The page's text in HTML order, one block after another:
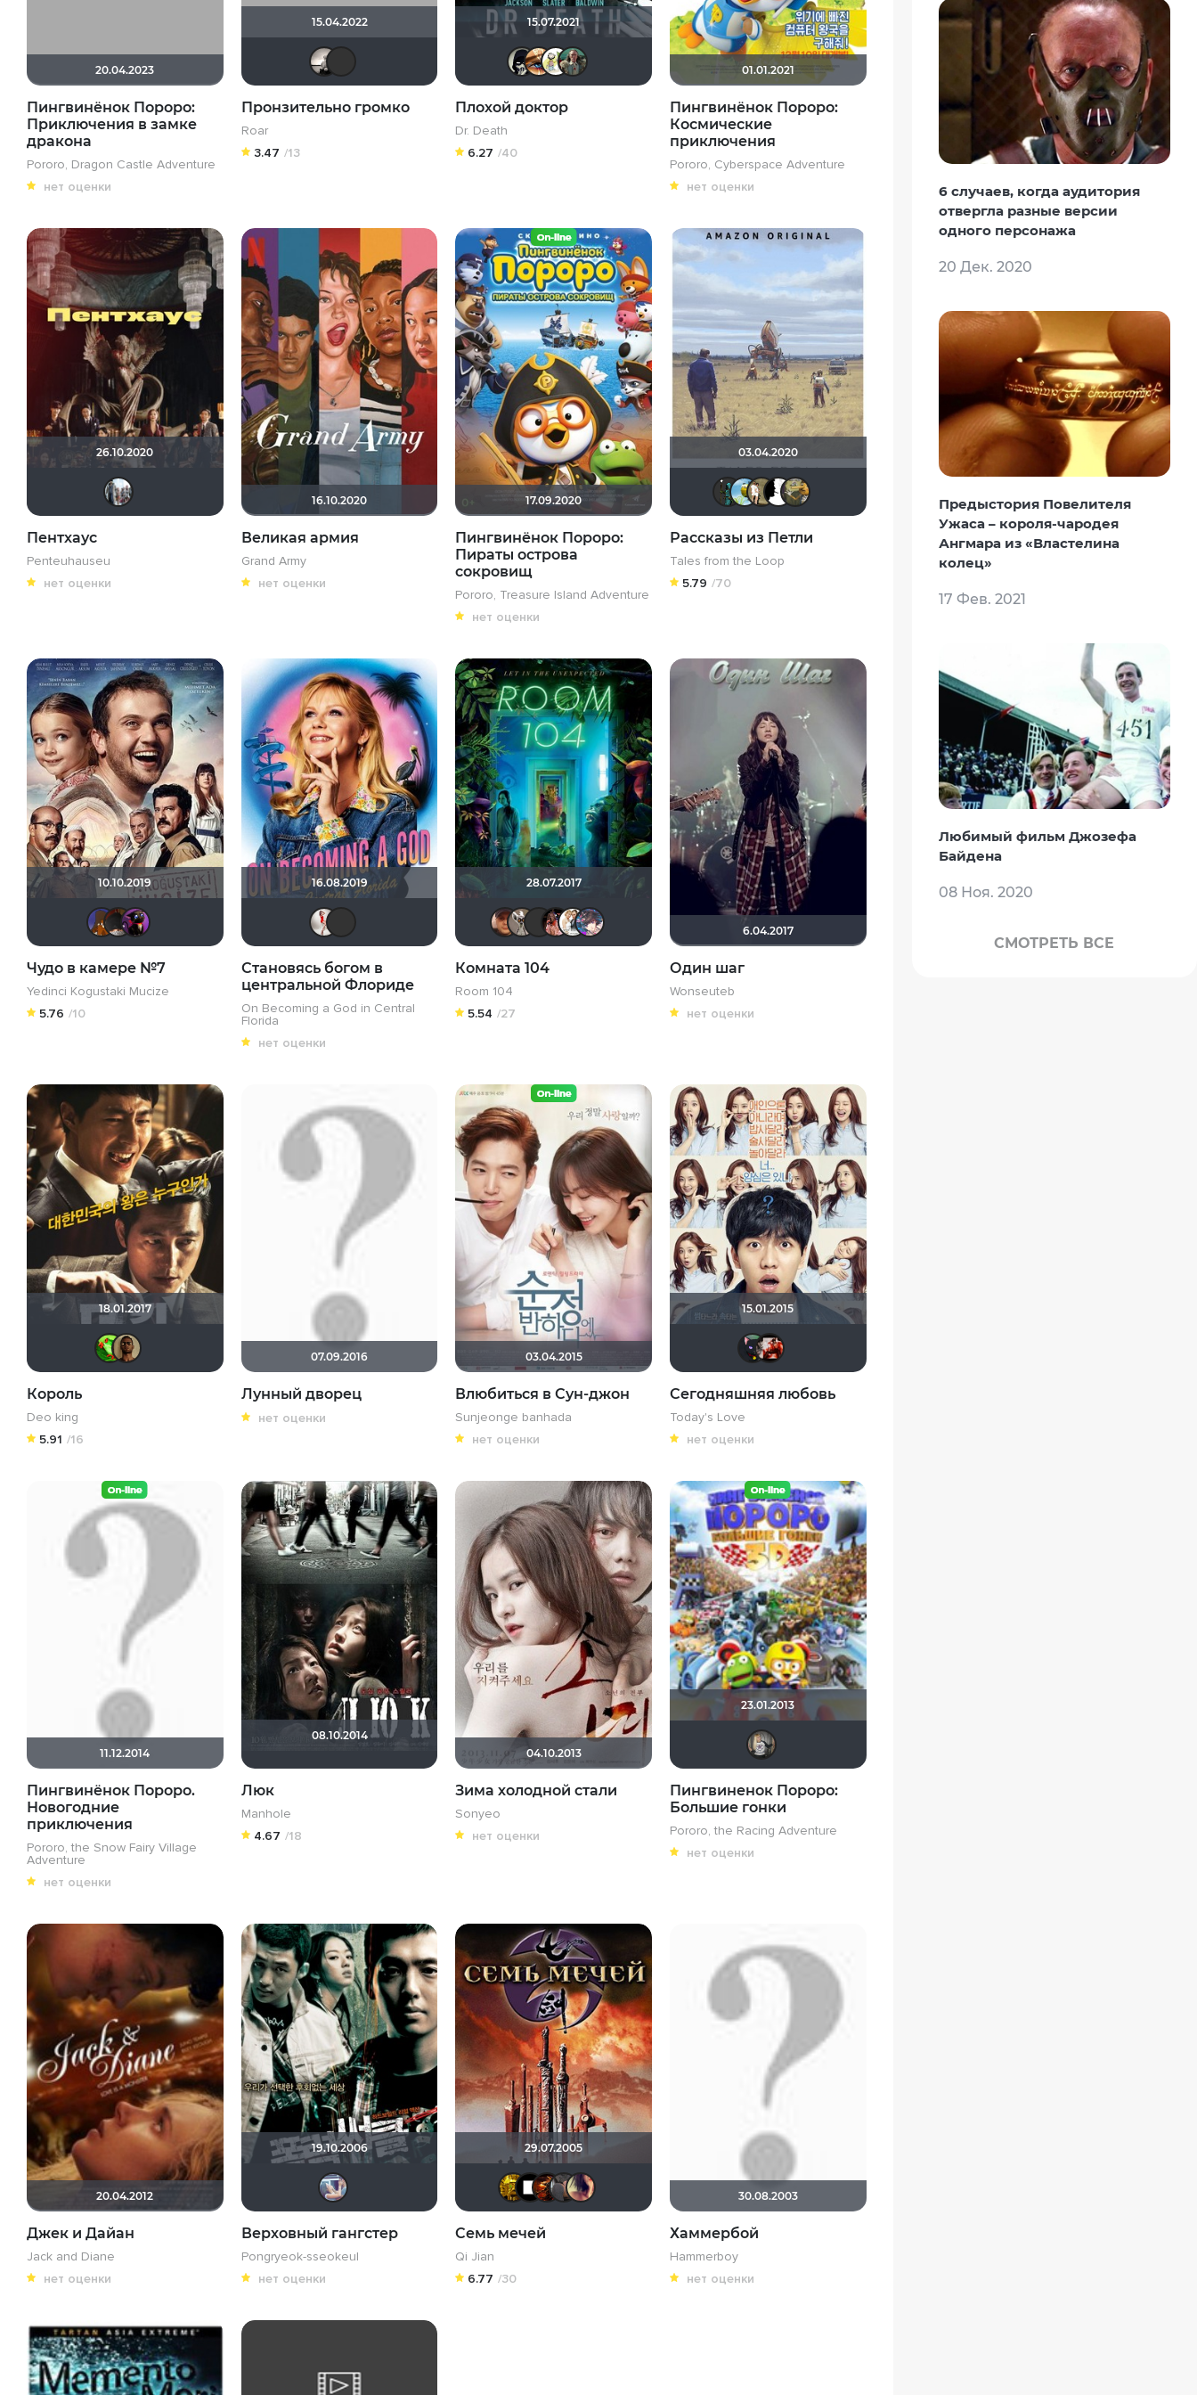
20.04.2023
Пингвинёнок Пороро:
Приключения в замке
дракона
Pororo, Dragon Castle Adventure
нет оценки
15.04.2022
Пронзительно громко
Roar
3.47 /13
15.07.2021
OFFERRON
Наташа Фил
Slartibartfast
Плохой доктор
Dr. Death
6.27 /40
01.01.2021
Пингвинёнок Пороро:
Космические
приключения
Pororo, Cyberspace Adventure
нет оценки
26.10.2020
id95924809
Пентхаус
Penteuhauseu
нет оценки
16.10.2020
Великая армия
Grand Army
нет оценки
17.09.2020
Пингвинёнок Пороро:
Пираты острова
сокровищ
Pororo, Treasure Island Adventure
нет оценки
03.04.2020
Eternal
Рассказы из Петли
Tales from the Loop
5.79 /70
10.10.2019
Чудо в камере №7
Yedinci Kogustaki Mucize
5.76 /10
16.08.2019
Mr Peanutbutter
Становясь богом в
центральной Флориде
On Becoming a God in Central
Florida
нет оценки
28.07.2017
Alex686
fainik12Mr Peanutbutter
mike9797
Сергей Лисицкий
RokuRou
Комната 104
Room 104
5.54 /27
6.04.2017
Один шаг
Wonseuteb
нет оценки
18.01.2017
Soverato
Mad_Max
Король
Deo king
5.91 /16
07.09.2016
Лунный дворец
нет оценки
03.04.2015
Влюбиться в Сун-джон
Sunjeonge banhada
нет оценки
15.01.2015
Сегодняшняя любовь
Today's Love
нет оценки
11.12.2014
Пингвинёнок Пороро.
Новогодние
приключения
Pororo, the Snow Fairy Village
Adventure
нет оценки
08.10.2014
Люк
Manhole
4.67 /18
04.10.2013
Зима холодной стали
Sonyeo
нет оценки
23.01.2013
Пингвиненок Пороро:
Большие гонки
Pororo, the Racing Adventure
нет оценки
20.04.2012
Джек и Дайан
Jack and Diane
нет оценки
19.10.2006
Верховный гангстер
Pongryeok-sseokeul
нет оценки
29.07.2005
libertvssolfreeman
Ночной
karmen1973
Niki_all
Семь мечей
Qi Jian
6.77 /30
30.08.2003
Хаммербой
Hammerboy
нет оценки
6 случаев, когда аудитория
отвергла разные версии
одного персонажа
20 Дек. 2020
Предыстория Повелителя
Ужаса – короля-чародея
Ангмара из «Властелина
колец»
17 Фев. 2021
Любимый фильм Джозефа
Байдена
08 Ноя. 2020
СМОТРЕТЬ ВСЕ